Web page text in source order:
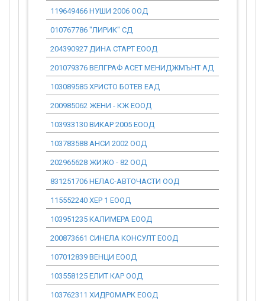
119649466 НУШИ 2006 ООД
010767786 "ЛИРИК" СД
204390927 ДИНА СТАРТ ЕООД
201079376 ВЕЛГРАФ АСЕТ МЕНИДЖМЪНТ АД
103089585 ХРИСТО БОТЕВ ЕАД
200985062 ЖЕНИ - КЖ ЕООД
103933130 ВИКАР 2005 ЕООД
103783588 АНСИ 2002 ООД
202965628 ЖИЖО - 82 ООД
831251706 НЕЛАС-АВТОЧАСТИ ООД
115552240 ХЕР 1 ЕООД
103951235 КАЛИМЕРА ЕООД
200873661 СИНЕЛА КОНСУЛТ ЕООД
107012839 ВЕНЦИ ЕООД
103558125 ЕЛИТ КАР ООД
103762311 ХИДРОМАРК ЕООД